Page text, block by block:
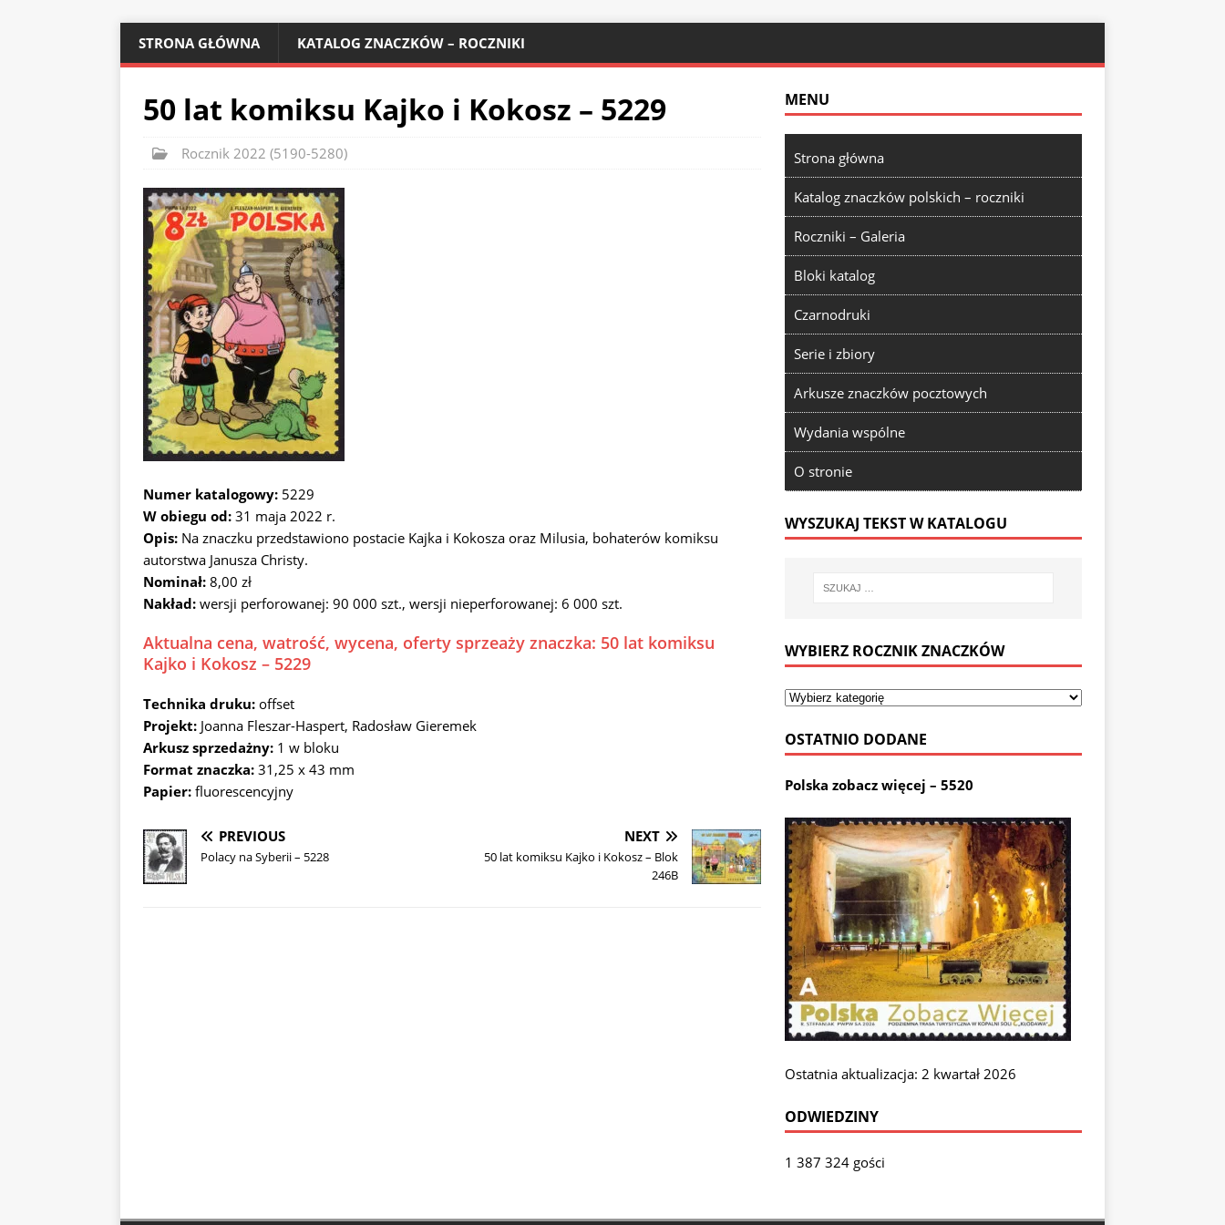
STRONA GŁÓWNA KATALOG ZNACZKÓW – ROCZNIKI
50 lat komiksu Kajko i Kokosz – 5229
Rocznik 2022 (5190-5280)
Numer katalogowy: 5229
W obiegu od: 31 maja 2022 r.
Opis: Na znaczku przedstawiono postacie Kajka i Kokosza oraz Milusia, bohaterów komiksu
autorstwa Janusza Christy.
Nominał: 8,00 zł
Nakład: wersji perforowanej: 90 000 szt., wersji nieperforowanej: 6 000 szt.
Aktualna cena, watrość, wycena, oferty sprzeaży znaczka: 50 lat komiksu
Kajko i Kokosz – 5229
Technika druku: offset
Projekt: Joanna Fleszar-Haspert, Radosław Gieremek
Arkusz sprzedażny: 1 w bloku
Format znaczka: 31,25 x 43 mm
Papier: fluorescencyjny
PREVIOUS
Polacy na Syberii – 5228
NEXT
50 lat komiksu Kajko i Kokosz – Blok
246B
MENU
Strona główna
Katalog znaczków polskich – roczniki
Roczniki – Galeria
Bloki katalog
Czarnodruki
Serie i zbiory
Arkusze znaczków pocztowych
Wydania wspólne
O stronie
WYSZUKAJ TEKST W KATALOGU
WYBIERZ ROCZNIK ZNACZKÓW
OSTATNIO DODANE
Polska zobacz więcej – 5520
Ostatnia aktualizacja: 2 kwartał 2026
ODWIEDZINY
1 387 324 gości